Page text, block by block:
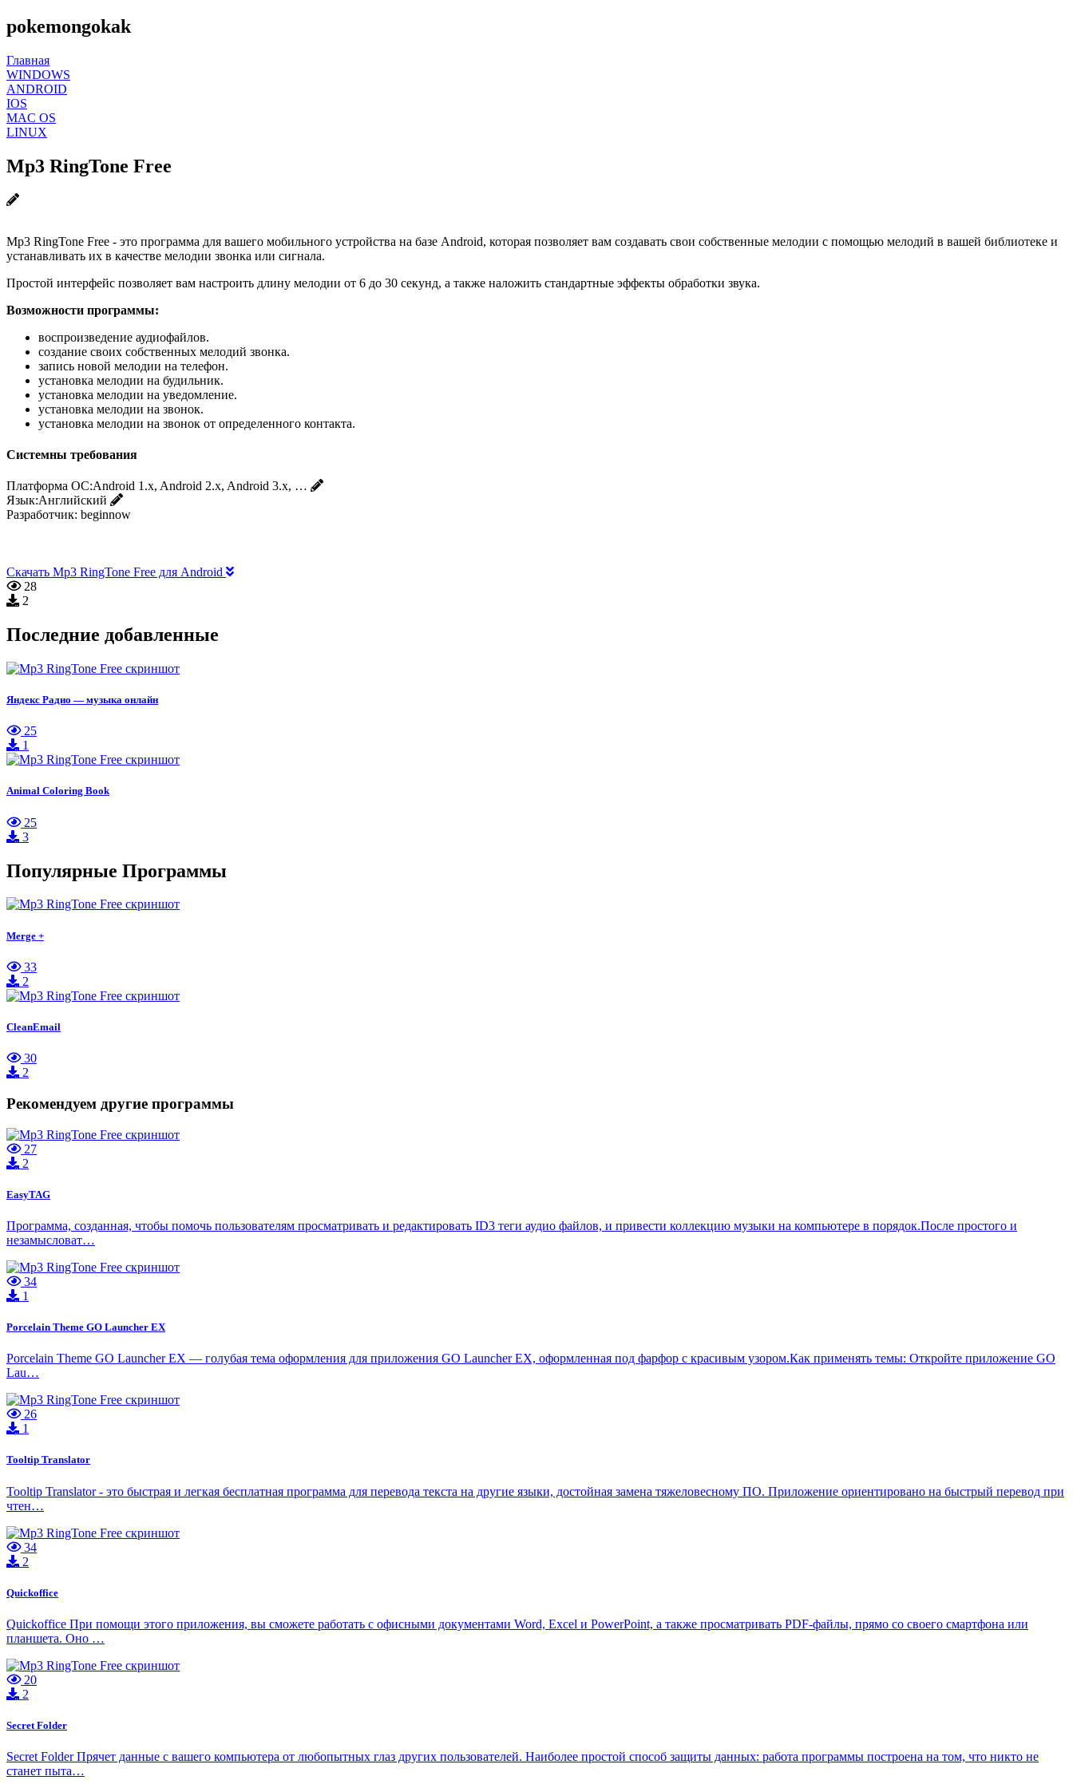
pokemongokak
Главная
WINDOWS
ANDROID
IOS
MAC OS
LINUX
Mp3 RingTone Free
Mp3 RingTone Free - это программа для вашего мобильного устройства на базе Android, которая позволяет вам создавать свои собственные мелодии с помощью мелодий в вашей библиотеке и
устанавливать их в качестве мелодии звонка или сигнала.
Простой интерфейс позволяет вам настроить длину мелодии от 6 до 30 секунд, а также наложить стандартные эффекты обработки звука.
Возможности программы:
воспроизведение аудиофайлов.
создание своих собственных мелодий звонка.
запись новой мелодии на телефон.
установка мелодии на будильник.
установка мелодии на уведомление.
установка мелодии на звонок.
установка мелодии на звонок от определенного контакта.
Системны требования
Платформа ОС:Android 1.x, Android 2.x, Android 3.x, …
Язык:Английский
Разработчик: beginnow
Скачать Mp3 RingTone Free для Android
28
2
Последние добавленные
Яндекс Радио — музыка онлайн
25
1
Animal Coloring Book
25
3
Популярные Программы
Merge +
33
2
CleanEmail
30
2
Рекомендуем другие программы
27
2
EasyTAG
Программа, созданная, чтобы помочь пользователям просматривать и редактировать ID3 теги аудио файлов, и привести коллекцию музыки на компьютере в порядок.После простого и
незамысловат…
34
1
Porcelain Theme GO Launcher EX
Porcelain Theme GO Launcher EX — голубая тема оформления для приложения GO Launcher EX, оформленная под фарфор с красивым узором.Как применять темы: Откройте приложение GO
Lau…
26
1
Tooltip Translator
Tooltip Translator - это быстрая и легкая бесплатная программа для перевода текста на другие языки, достойная замена тяжеловесному ПО. Приложение ориентировано на быстрый перевод при
чтен…
34
2
Quickoffice
Quickoffice При помощи этого приложения, вы сможете работать с офисными документами Word, Excel и PowerPoint, а также просматривать PDF-файлы, прямо со своего смартфона или
планшета. Оно …
20
2
Secret Folder
Secret Folder Прячет данные с вашего компьютера от любопытных глаз других пользователей. Наиболее простой способ защиты данных: работа программы построена на том, что никто не
станет пыта…